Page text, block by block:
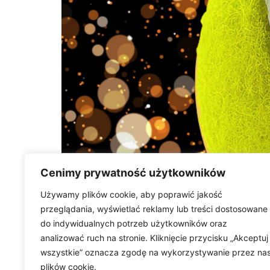
Cenimy prywatność użytkowników
Używamy plików cookie, aby poprawić jakość
przeglądania, wyświetlać reklamy lub treści dostosowane
do indywidualnych potrzeb użytkowników oraz
analizować ruch na stronie. Kliknięcie przycisku „Akceptuj
wszystkie” oznacza zgodę na wykorzystywanie przez
plików cookie.